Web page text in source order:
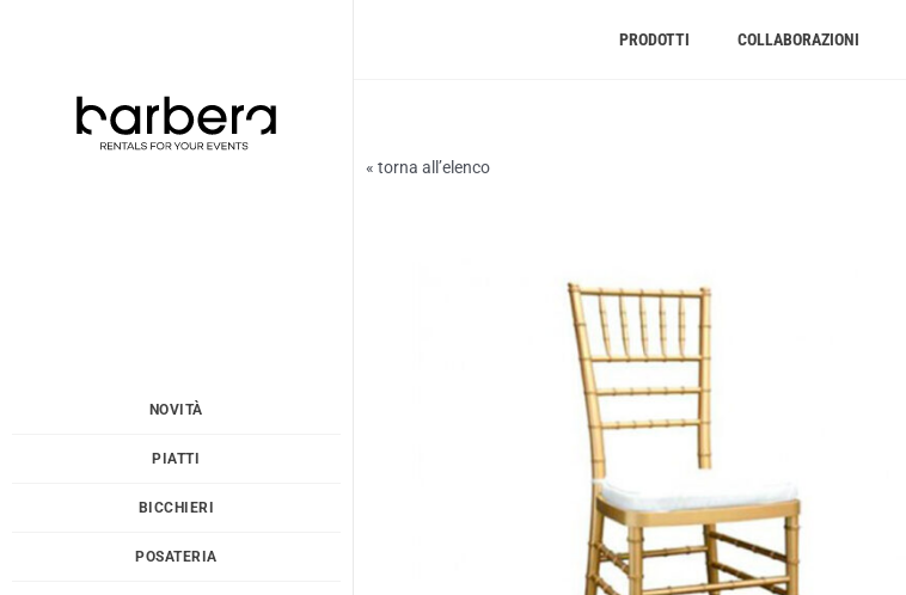
contenuto
NOVITÀ
PIATTI
BICCHIERI
POSATERIA
PRODOTTI COLLABORAZIONI
« torna all’elenco